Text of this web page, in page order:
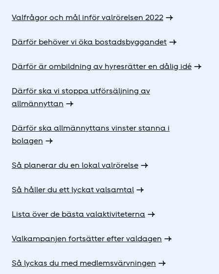
Valfrågor och mål inför valrörelsen 2022
Därför behöver vi öka bostadsbyggandet
Därför är ombildning av hyresrätter en dålig idé
Därför ska vi stoppa utförsäljning av
allmännyttan
Därför ska allmännyttans vinster stanna i
bolagen
Så planerar du en lokal valrörelse
Så håller du ett lyckat valsamtal
Lista över de bästa valaktiviteterna
Valkampanjen fortsätter efter valdagen
Så lyckas du med medlemsvärvningen